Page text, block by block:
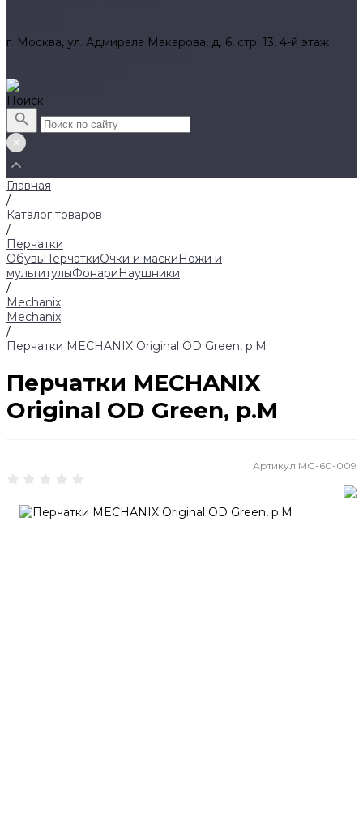
г. Москва, ул. Адмирала Макарова, д. 6, стр. 13, 4-й этаж
Поиск
Главная
/
Каталог товаров
/
Перчатки
ОбувьПерчаткиОчки и маскиНожи и
мультитулыФонариНаушники
/
Mechanix
Mechanix
/
Перчатки MECHANIX Original OD Green, р.M
Перчатки MECHANIX
Original OD Green, р.M
Артикул MG-60-009